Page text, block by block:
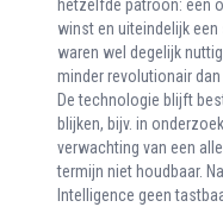
hetzelfde patroon: een
winst en uiteindelijk
waren wel degelijk
minder revolutionair
De technologie blijft
blijken, bijv. in
verwachting van een
termijn niet houdbaar.
Intelligence geen